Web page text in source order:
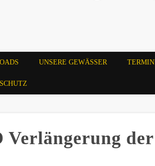
UNSERE GEWÄSSER